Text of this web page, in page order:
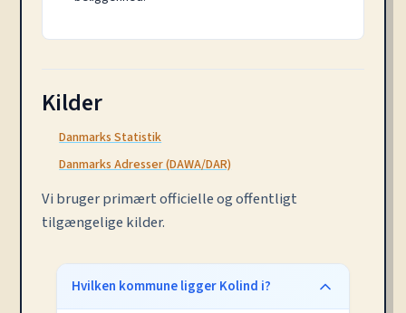
Kilder
Danmarks Statistik
Danmarks Adresser (DAWA/DAR)
Vi bruger primært officielle og offentligt
tilgængelige kilder.
Hvilken kommune ligger Kolind i?